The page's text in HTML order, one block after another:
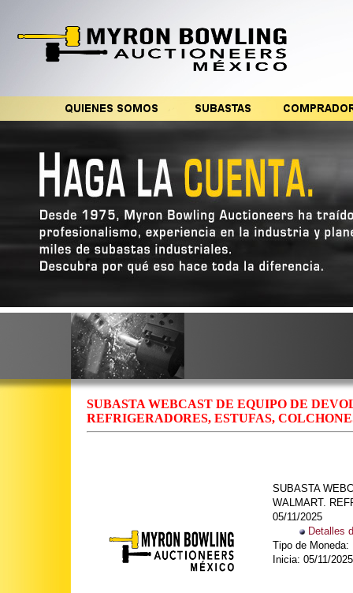
SUBASTA WEBCAST DE EQUIPO DE
REFRIGERADORES, ESTUFAS,
SUBASTA
WALMART.
05/11/2025
Detalles
Tipo de Moneda:
Inicia: 05/11/